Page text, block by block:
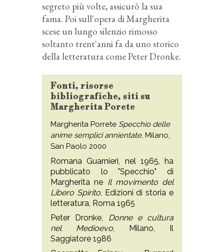
segreto più volte, assicurò la sua
fama. Poi sull'opera di Margherita
scese un lungo silenzio rimosso
soltanto trent'anni fa da uno storico
della letteratura come Peter Dronke.
Fonti, risorse
bibliografiche, siti su
Margherita Porete
Margherita Porrete Specchio delle
anime semplici annientate, Milano,
San Paolo 2000
Romana Guarnieri, nel 1965, ha
pubblicato lo "Specchio" di
Margherita ne Il movimento del
Libero Spirito, Edizioni di storia e
letteratura, Roma 1965
Peter Dronke, Donne e cultura
nel Medioevo, Milano, Il
Saggiatore 1986